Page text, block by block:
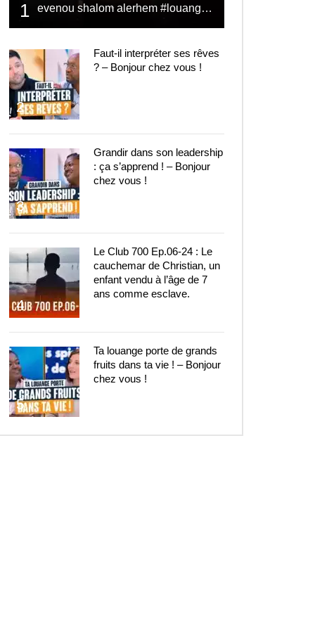
1 evenou shalom alerhem #louange #prière #shalom
2
Faut-il interpréter ses rêves
? – Bonjour chez vous !
3
Grandir dans son leadership
: ça s’apprend ! – Bonjour
chez vous !
4
Le Club 700 Ep.06-24 : Le
cauchemar de Christian, un
enfant vendu à l’âge de 7
ans comme esclave.
5
Ta louange porte de grands
fruits dans ta vie ! – Bonjour
chez vous !